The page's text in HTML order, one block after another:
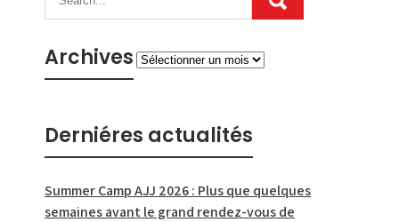
ArchivesArchives
Derniéres actualités
Summer Camp AJJ 2026 : Plus que quelques
semaines avant le grand rendez-vous de